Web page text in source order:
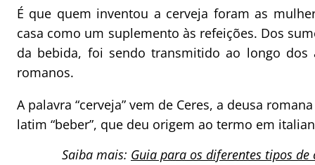
É que quem inventou a cerveja foram as
casa como um suplemento às refeições. Dos
da bebida, foi sendo transmitido ao longo dos
romanos.
A palavra “cerveja” vem de Ceres, a deusa
latim “beber”, que deu origem ao termo em
Saiba mais: Guia para os diferentes tipos de